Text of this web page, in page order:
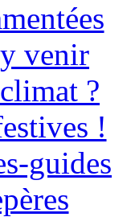
venir
?
!
guides